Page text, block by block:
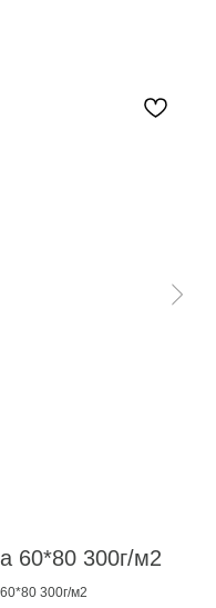
60*80 300г/м2
300г/м2